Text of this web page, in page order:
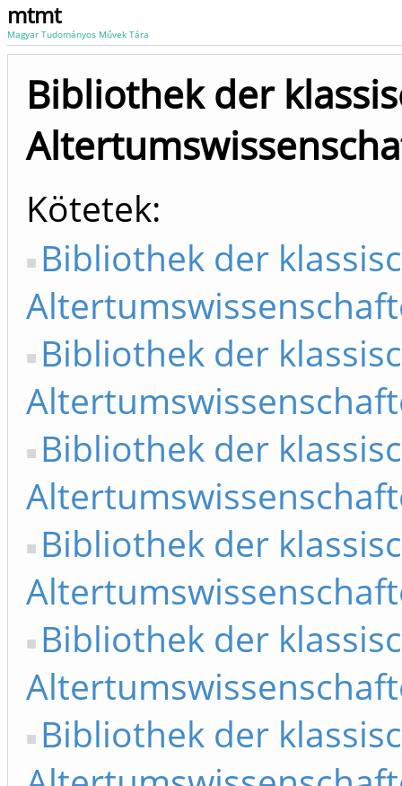
mtmt
Magyar Tudományos Művek Tára
Bibliothek der
Kötetek
Bibliothek der
Bibliothek der
Bibliothek der
Bibliothek der
Bibliothek der
Bibliothek der